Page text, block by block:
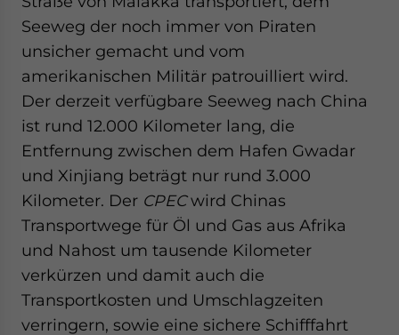
Seeweg der noch immer von Piraten
unsicher gemacht und vom
amerikanischen Militär patrouilliert wird.
Der derzeit verfügbare Seeweg nach China
ist rund 12.000 Kilometer lang, die
Entfernung zwischen dem Hafen Gwadar
und Xinjiang beträgt nur rund 3.000
Kilometer. Der CPECwird Chinas
Transportwege für Öl und Gas aus Afrika
und Nahost um tausende Kilometer
verkürzen und damit auch die
Transportkosten und Umschlagzeiten
verringern, sowie eine sichere Schifffahrt